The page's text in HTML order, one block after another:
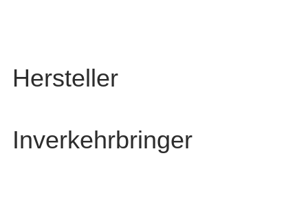
Hersteller
Inverkehrbringer